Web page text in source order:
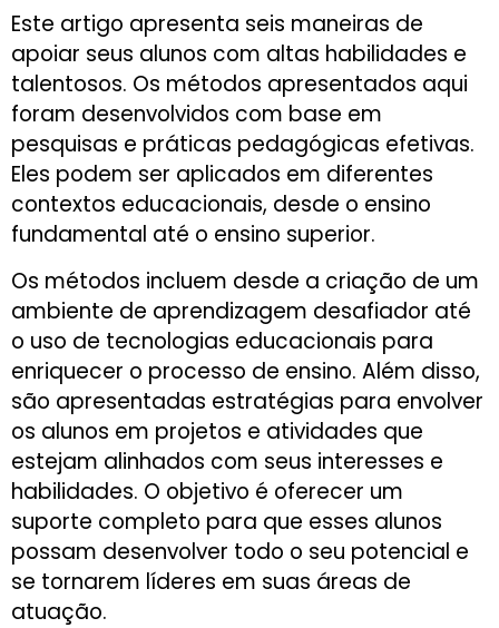
Este artigo apresenta seis maneiras de
apoiar seus alunos com altas habilidades e
talentosos. Os métodos apresentados aqui
foram desenvolvidos com base em
pesquisas e práticas pedagógicas efetivas.
Eles podem ser aplicados em diferentes
contextos educacionais, desde o ensino
fundamental até o ensino superior.
Os métodos incluem desde a criação de um
ambiente de aprendizagem desafiador até
o uso de tecnologias educacionais para
enriquecer o processo de ensino. Além disso,
são apresentadas estratégias para envolver
os alunos em projetos e atividades que
estejam alinhados com seus interesses e
habilidades. O objetivo é oferecer um
suporte completo para que esses alunos
possam desenvolver todo o seu potencial e
se tornarem líderes em suas áreas de
atuação.